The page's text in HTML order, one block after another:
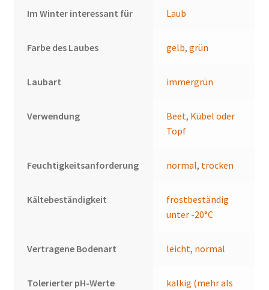
Im Winter interessant für Laub
Farbe des Laubes gelb,grün
Laubart immergrün
Verwendung Beet, Kübel oder
Topf
Feuchtigkeitsanforderung normal, trocken
Kältebeständigkeit
frostbeständig
unter -20°C
Vertragene Bodenart leicht, normal
Tolerierter pH-Werte
kalkig (mehr als